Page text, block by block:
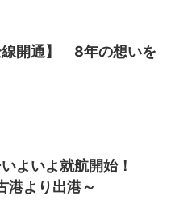
線開通】 8年の想いを
よいよ就航開始！
港より出港～